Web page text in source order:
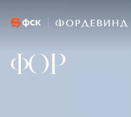
Фордевинд